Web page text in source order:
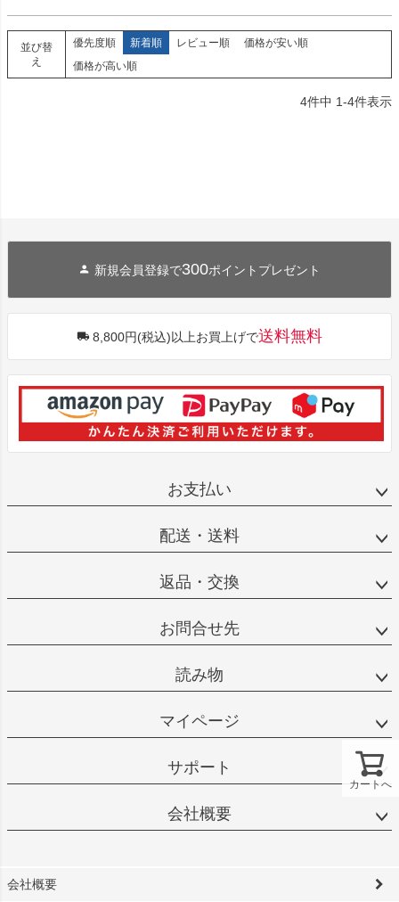
並び替
え
優先度順 新着順 レビュー順
価格が安い順
価格が高い順
4件中 1-4件表示
カートへ
新規会員登録で300ポイントプレゼント
8,800円(税込)以上お買上げで送料無料
お支払い
配送・送料
返品・交換
お問合せ先
読み物
マイページ
サポート
会社概要
会社概要